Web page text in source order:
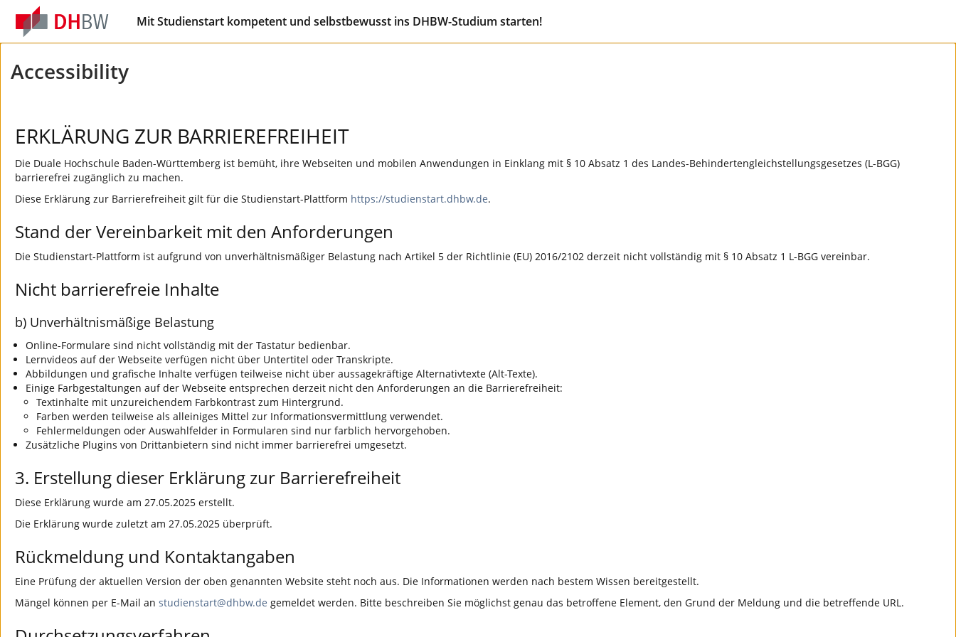
Mit Studienstart kompetent und selbstbewusst ins DHBW-Studium starten!
Accessibility
ERKLÄRUNG ZUR BARRIEREFREIHEIT
Die Duale Hochschule Baden-Württemberg ist bemüht, ihre Webseiten und mobilen Anwendungen in Einklang mit § 10 Absatz 1 des Landes-Behindertengleichstellungsgesetzes (L-BGG)
barrierefrei zugänglich zu machen.
Diese Erklärung zur Barrierefreiheit gilt für die Studienstart-Plattform https://studienstart.dhbw.de.
Stand der Vereinbarkeit mit den Anforderungen
Die Studienstart-Plattform ist aufgrund von unverhältnismäßiger Belastung nach Artikel 5 der Richtlinie (EU) 2016/2102 derzeit nicht vollständig mit § 10 Absatz 1 L-BGG vereinbar.
Nicht barrierefreie Inhalte
b) Unverhältnismäßige Belastung
Online-Formulare sind nicht vollständig mit der Tastatur bedienbar.
Lernvideos auf der Webseite verfügen nicht über Untertitel oder Transkripte.
Abbildungen und grafische Inhalte verfügen teilweise nicht über aussagekräftige Alternativtexte (Alt-Texte).
Einige Farbgestaltungen auf der Webseite entsprechen derzeit nicht den Anforderungen an die Barrierefreiheit:
Textinhalte mit unzureichendem Farbkontrast zum Hintergrund.
Farben werden teilweise als alleiniges Mittel zur Informationsvermittlung verwendet.
Fehlermeldungen oder Auswahlfelder in Formularen sind nur farblich hervorgehoben.
Zusätzliche Plugins von Drittanbietern sind nicht immer barrierefrei umgesetzt.
3. Erstellung dieser Erklärung zur Barrierefreiheit
Diese Erklärung wurde am 27.05.2025 erstellt.
Die Erklärung wurde zuletzt am 27.05.2025 überprüft.
Rückmeldung und Kontaktangaben
Eine Prüfung der aktuellen Version der oben genannten Website steht noch aus. Die Informationen werden nach bestem Wissen bereitgestellt.
Mängel können per E-Mail an studienstart@dhbw.de gemeldet werden. Bitte beschreiben Sie möglichst genau das betroffene Element, den Grund der Meldung und die betreffende URL.